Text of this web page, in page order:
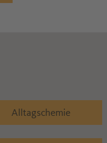
Alltagschemie